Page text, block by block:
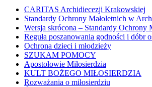
CARITAS Archidiecezji Krakowskiej
Standardy Ochrony Małoletnich w
Wersja skrócona – Standardy
Reguła poszanowania godności i
Ochrona dzieci i młodzieży
SZUKAM POMOCY
Apostołowie Miłosierdzia
KULT BOŻEGO MIŁOSIERDZIA
Rozważania o miłosierdziu